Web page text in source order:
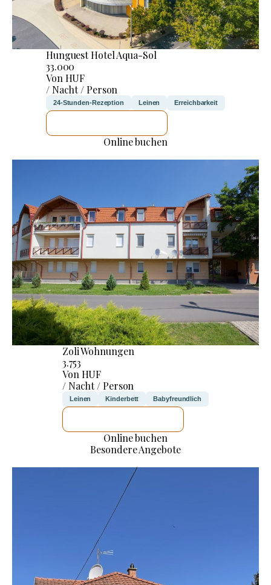
Hunguest Hotel Aqua-Sol
33.000
Von HUF
/ Nacht / Person
24-Stunden-Rezeption Leinen Erreichbarkeit
Online buchen
Zoli Wohnungen
3.753
Von HUF
/ Nacht / Person
Leinen Kinderbett Babyfreundlich
Online buchen
Besondere Angebote